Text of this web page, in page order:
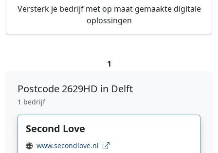
Versterk je bedrijf met op maat gemaakte digitale
oplossingen
1
Postcode 2629HD in Delft
1 bedrijf
Second Love
www.secondlove.nl